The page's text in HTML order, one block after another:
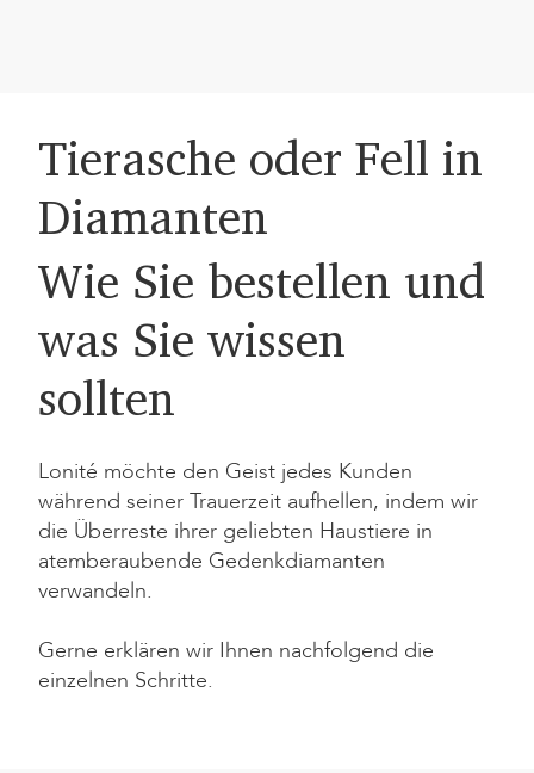
Lonité möchte den Geist jedes Kunden
während seiner Trauerzeit aufhellen, indem wir
die Überreste ihrer geliebten Haustiere in
atemberaubende Gedenkdiamanten
verwandeln.
Gerne erklären wir Ihnen nachfolgend die
einzelnen Schritte.
Wie Sie bestellen und
was Sie wissen
sollten
Tierasche oder Fell in
Diamanten